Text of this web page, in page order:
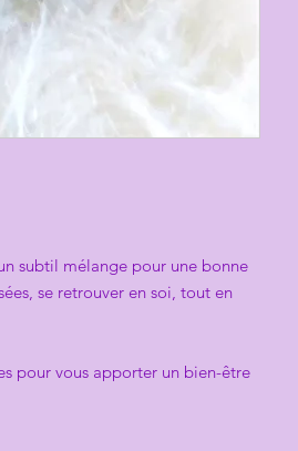
subtil mélange pour une bonne
se retrouver en soi, tout en
pour vous apporter un bien-être